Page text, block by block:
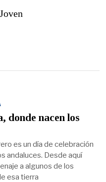
donde nacen los
es un día de celebración
andaluces. Desde aquí
a algunos de los
esa tierra